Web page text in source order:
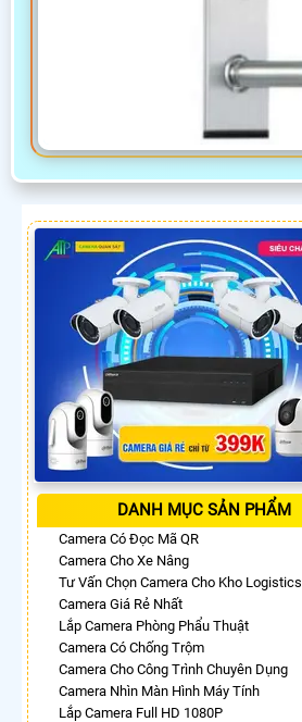
DANH MỤC SẢN PHẨM
Camera Có Đọc Mã QR
Camera Cho Xe Nâng
Tư Vấn Chọn Camera Cho Kho Logistics
Camera Giá Rẻ Nhất
Lắp Camera Phòng Phẩu Thuật
Camera Có Chống Trộm
Camera Cho Công Trình Chuyên Dụng
Camera Nhìn Màn Hình Máy Tính
Lắp Camera Full HD 1080P